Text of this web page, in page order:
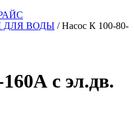
ДЛЯ ВОДЫ / Насос К 100-80-
с эл.дв.